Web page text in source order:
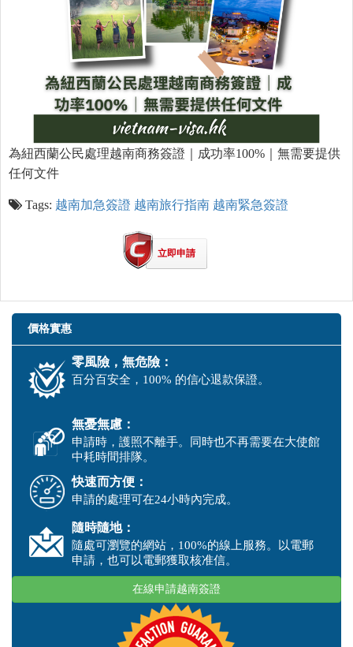
為紐西蘭公民處理越南商務簽證｜成功率100%｜無需要提供
任何文件
Tags: 越南加急簽證 越南旅行指南 越南緊急簽證
立即申請
價格實惠
零風險，無危險：
百分百安全，100% 的信心退款保證。
無憂無慮：
申請時，護照不離手。同時也不再需要在大使館
中耗時間排隊。
快速而方便：
申請的處理可在24小時內完成。
隨時隨地：
隨處可瀏覽的網站，100%的線上服務。以電郵
申請，也可以電郵獲取核准信。
在線申請越南簽證